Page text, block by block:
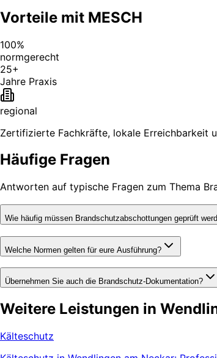
Vorteile mit MESCH
100%
normgerecht
25+
Jahre Praxis
regional
Zertifizierte Fachkräfte, lokale Erreichbarkeit
Häufige Fragen
Antworten auf typische Fragen zum Thema
Wie häufig müssen Brandschutzabschottungen geprüft
Welche Normen gelten für eure Ausführung?
Übernehmen Sie auch die Brandschutz-Dokumentation?
Weitere Leistungen in
Kälteschutz